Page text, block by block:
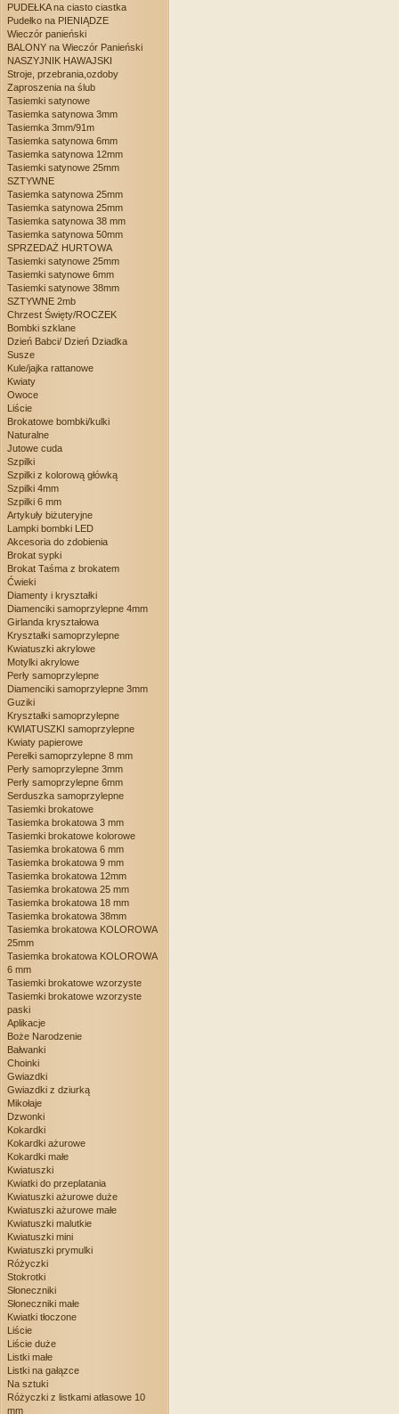
PUDEŁKA na ciasto ciastka
Pudełko na PIENIĄDZE
Wieczór panieński
BALONY na Wieczór Panieński
NASZYJNIK HAWAJSKI
Stroje, przebrania,ozdoby
Zaproszenia na ślub
Tasiemki satynowe
Tasiemka satynowa 3mm
Tasiemka 3mm/91m
Tasiemka satynowa 6mm
Tasiemka satynowa 12mm
Tasiemki satynowe 25mm
SZTYWNE
Tasiemka satynowa 25mm
Tasiemka satynowa 25mm
Tasiemka satynowa 38 mm
Tasiemka satynowa 50mm
SPRZEDAŻ HURTOWA
Tasiemki satynowe 25mm
Tasiemki satynowe 6mm
Tasiemki satynowe 38mm
SZTYWNE 2mb
Chrzest Święty/ROCZEK
Bombki szklane
Dzień Babci/ Dzień Dziadka
Susze
Kule/jajka rattanowe
Kwiaty
Owoce
Liście
Brokatowe bombki/kulki
Naturalne
Jutowe cuda
Szpilki
Szpilki z kolorową główką
Szpilki 4mm
Szpilki 6 mm
Artykuły biżuteryjne
Lampki bombki LED
Akcesoria do zdobienia
Brokat sypki
Brokat Taśma z brokatem
Ćwieki
Diamenty i kryształki
Diamenciki samoprzylepne 4mm
Girlanda kryształowa
Kryształki samoprzylepne
Kwiatuszki akrylowe
Motylki akrylowe
Perły samoprzylepne
Diamenciki samoprzylepne 3mm
Guziki
Kryształki samoprzylepne
KWIATUSZKI samoprzylepne
Kwiaty papierowe
Perełki samoprzylepne 8 mm
Perły samoprzylepne 3mm
Perły samoprzylepne 6mm
Serduszka samoprzylepne
Tasiemki brokatowe
Tasiemka brokatowa 3 mm
Tasiemki brokatowe kolorowe
Tasiemka brokatowa 6 mm
Tasiemka brokatowa 9 mm
Tasiemka brokatowa 12mm
Tasiemka brokatowa 25 mm
Tasiemka brokatowa 18 mm
Tasiemka brokatowa 38mm
Tasiemka brokatowa KOLOROWA
25mm
Tasiemka brokatowa KOLOROWA
6 mm
Tasiemki brokatowe wzorzyste
Tasiemki brokatowe wzorzyste
paski
Aplikacje
Boże Narodzenie
Bałwanki
Choinki
Gwiazdki
Gwiazdki z dziurką
Mikołaje
Dzwonki
Kokardki
Kokardki ażurowe
Kokardki małe
Kwiatuszki
Kwiatki do przeplatania
Kwiatuszki ażurowe duże
Kwiatuszki ażurowe małe
Kwiatuszki malutkie
Kwiatuszki mini
Kwiatuszki prymulki
Różyczki
Stokrotki
Słoneczniki
Słoneczniki małe
Kwiatki tłoczone
Liście
Liście duże
Listki małe
Listki na gałązce
Na sztuki
Różyczki z listkami atłasowe 10
mm